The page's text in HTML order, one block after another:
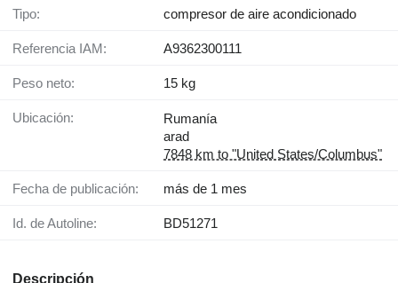
Tipo: compresor de aire acondicionado
Referencia IAM: A9362300111
Peso neto: 15 kg
Ubicación:
Rumanía
arad
7848 km to "United States/Columbus"
Fecha de publicación: más de 1 mes
Id. de Autoline: BD51271
Descripción